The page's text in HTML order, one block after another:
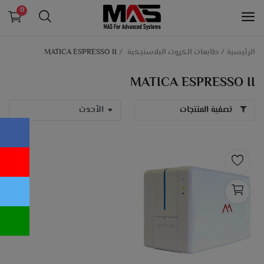
0
معدات بنكية
انظمة الكاشير و الدفع الالكتروني
اجهزة حضور و انصراف
الرئيسية طابعات الكروت البلاستيكية MATICA ESPRESSO II
MATICA ESPRESSO II
تصفية المنتجات